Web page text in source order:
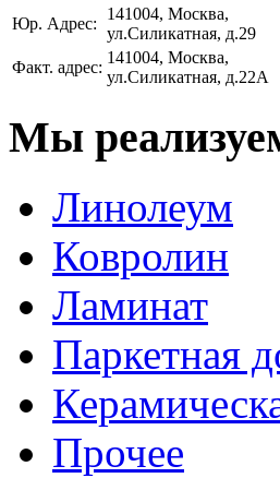
Юр. Адрес:
141004, Москва,
ул.Силикатная, д.29
Факт. адрес:
141004, Москва,
ул.Силикатная, д.22А
Мы
Линолеум
Ковролин
Ламинат
Паркетная
Прочее